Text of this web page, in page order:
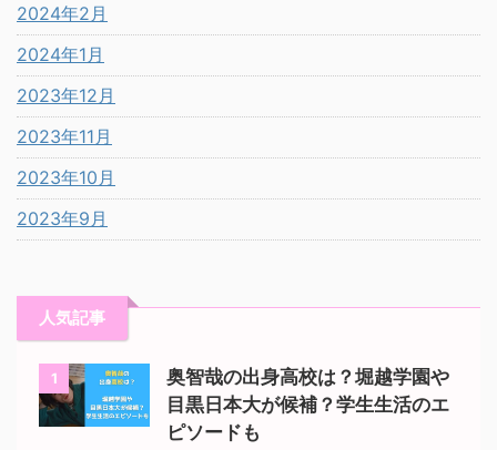
2024年2月
2024年1月
2023年12月
2023年11月
2023年10月
2023年9月
人気記事
1
奥智哉の出身高校は？堀越学園や
目黒日本大が候補？学生生活のエ
ピソードも